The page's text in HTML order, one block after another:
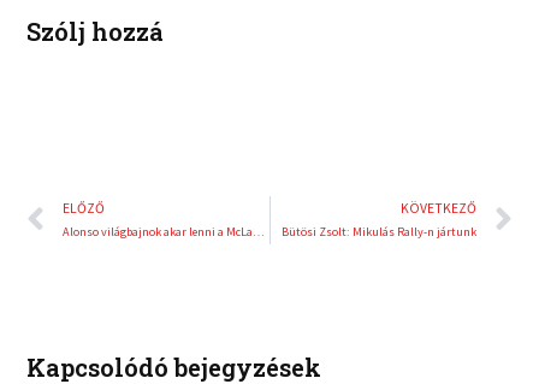
Szólj hozzá
Előző
ELŐZŐ
Alonso világbajnok akar lenni a McLarennel
KÖVETKEZŐ
Bütösi Zsolt: Mikulás Rally-n jártunk
Kapcsolódó bejegyzések